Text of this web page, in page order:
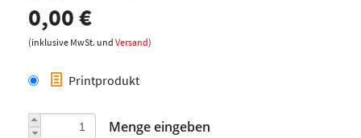
0,00 €
(inklusive MwSt. und Versand)
Printprodukt
Menge eingeben